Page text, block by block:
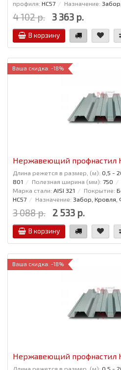
профиля: НС57 Назначение:
4 102 р. 3 363 р.
В корзину
Ваша скидка: -18%
Нержавеющий профнастил
Длина режется в размер, (м): 0,5 -
801
Полезная ширина (мм): 750
Марка стали: AISI 321 Покрытие:
НС57
Назначение: Забор, Кровля,
3 088 р. 2 533 р.
В корзину
Ваша скидка: -18%
Нержавеющий профнастил